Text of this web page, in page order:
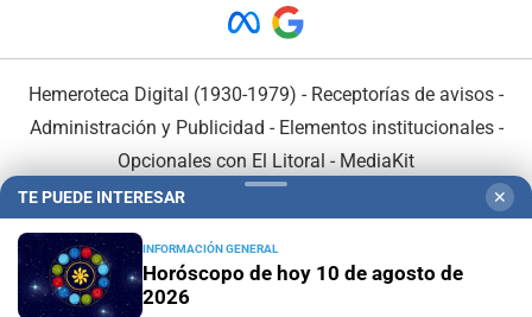
Hemeroteca Digital (1930-1979) - Receptorías de avisos -
Administración y Publicidad - Elementos institucionales-
Opcionales con El Litoral - MediaKit
TE PUEDE INTERESAR ✕
INFORMACIÓN GENERAL
Horóscopo de hoy 10 de agosto de
2026